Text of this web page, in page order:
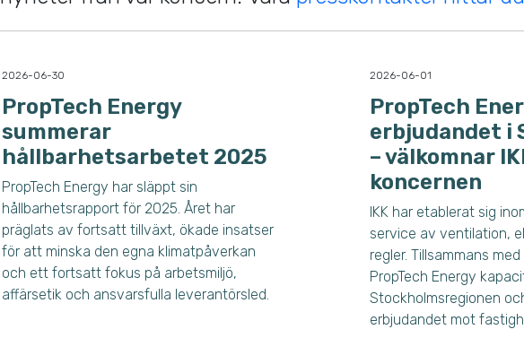
2026-06-30
PropTech Energy
summerar
hållbarhetsarbetet 2025
PropTech Energy har släppt sin
hållbarhetsrapport för 2025. Året har
präglats av fortsatt tillväxt, ökade insatser
för att minska den egna klimatpåverkan
och ett fortsatt fokus på arbetsmiljö,
affärsetik och ansvarsfulla leverantörsled.
2026-06-01
PropTech
erbjudandet i
– välkomnar
koncernen
IKK har etablerat sig
service av ventilation,
regler. Tillsammans
PropTech Energy
Stockholmsregionen
erbjudandet mot